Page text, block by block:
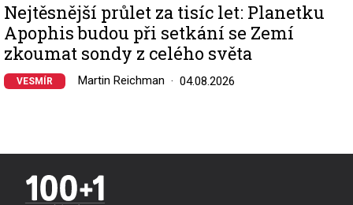
Nejtěsnější průlet za tisíc let: Planetku
Apophis budou při setkání se Zemí
zkoumat sondy z celého světa
VESMÍR Martin Reichman 04.08.2026